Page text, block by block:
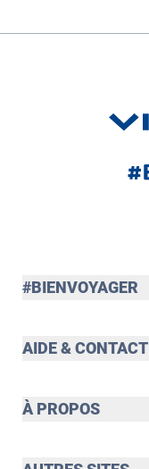
#BIENVOYAGER
AIDE & CONTACT
À PROPOS